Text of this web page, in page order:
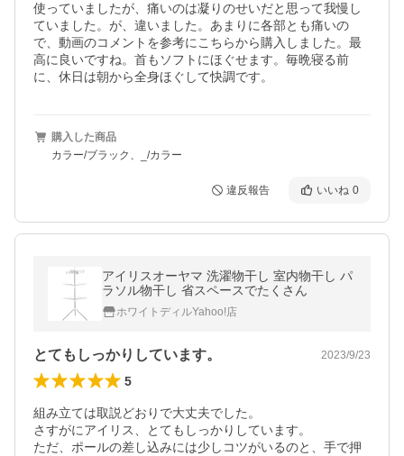
使っていましたが、痛いのは凝りのせいだと思って我慢し
ていました。が、違いました。あまりに各部とも痛いの
で、動画のコメントを参考にこちらから購入しました。最
高に良いですね。首もソフトにほぐせます。毎晩寝る前
に、休日は朝から全身ほぐして快調です。
購入した商品
カラー/ブラック、_/カラー
違反報告 いいね 0
アイリスオーヤマ 洗濯物干し 室内物干し パ
ラソル物干し 省スペースでたくさん
ホワイトディルYahoo!店
とてもしっかりしています。 2023/9/23
5
組み立ては取説どおりで大丈夫でした。
さすがにアイリス、とてもしっかりしています。
ただ、ポールの差し込みには少しコツがいるのと、手で押